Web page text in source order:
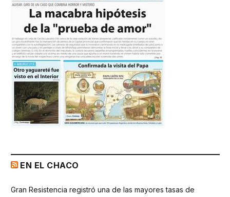
EN EL CHACO
Gran Resistencia registró una de las mayores tasas de